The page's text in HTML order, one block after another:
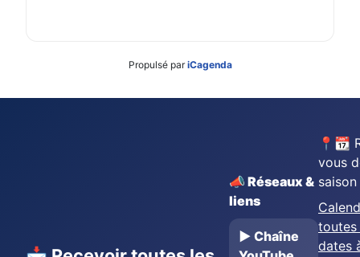
Propulsé pariCagenda
📣 Réseaux &
liens
▶️ Chaîne
📍📆
vous
saison
toutes
dates